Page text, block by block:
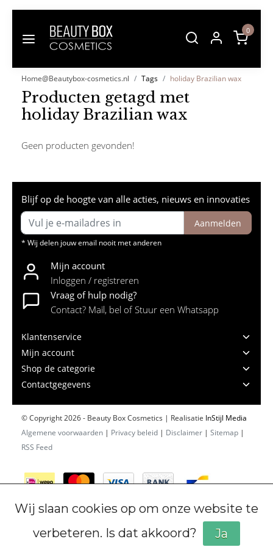
0
Home@Beautybox-cosmetics.nl Tags holiday Brazilian wax
Producten getagd met
holiday Brazilian wax
Geen producten gevonden!
Blijf op de hoogte van alle acties, nieuws en innovaties
Aanmelden
* Wij delen jouw email nooit met anderen
Mijn account
Inloggen / registreren
Vraag of hulp nodig?
Contact? Mail, bel of Stuur een Whatsapp
Klantenservice
Mijn account
Shop de categorie
Contactgegevens
© Copyright 2026 - Beauty Box Cosmetics | Realisatie InStijl Media
Algemene voorwaarden | Privacy beleid | Disclaimer | Sitemap |
RSS Feed
Wij slaan cookies op om onze website te
verbeteren. Is dat akkoord?
Ja